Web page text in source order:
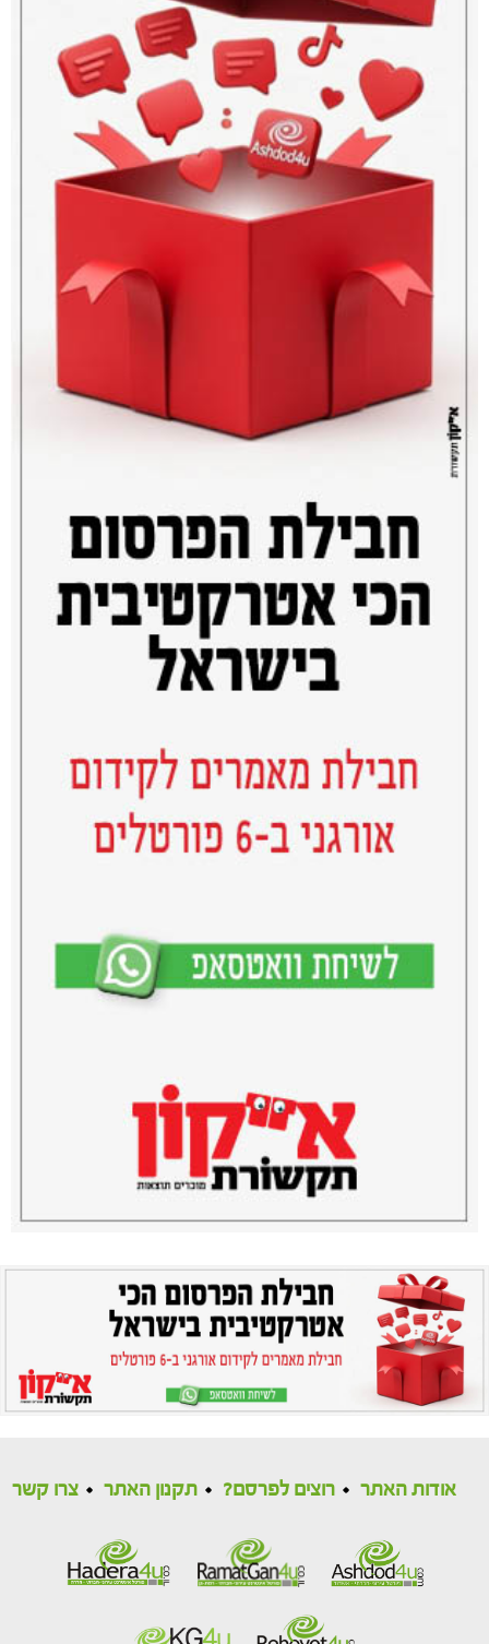
אודות האתר רוצים לפרסם? תקנון האתר צרו קשר